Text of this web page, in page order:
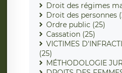
Droit des régimes
Droit des personnes
Ordre public (25)
Cassation (25)
VICTIMES
(25)
MÉTHODOLOGIE